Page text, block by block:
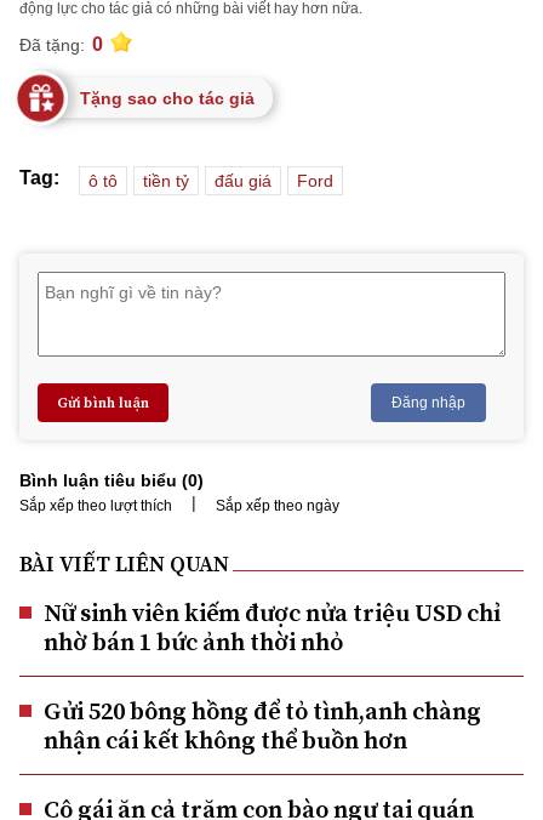
động lực cho tác giả có những bài viết hay hơn nữa.
Đã tặng: 0
Tặng sao cho tác giả
Tag: ô tô tiền tỷ đấu giá Ford
Gửi bình luận Đăng nhập
Bình luận tiêu biểu (0)
Sắp xếp theo lượt thích | Sắp xếp theo ngày
BÀI VIẾT LIÊN QUAN
Nữ sinh viên kiếm được nửa triệu USD chỉ
nhờ bán 1 bức ảnh thời nhỏ
Gửi 520 bông hồng để tỏ tình,anh chàng
nhận cái kết không thể buồn hơn
Cô gái ăn cả trăm con bào ngư tại quán